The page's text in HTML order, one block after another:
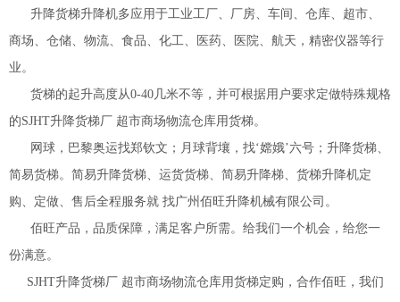
升降货梯升降机多应用于工业工厂、厂房、车间、仓库、超市、
商场、仓储、物流、食品、化工、医药、医院、航天，精密仪器等行
业。
货梯的起升高度从0-40几米不等，并可根据用户要求定做特殊规格
的SJHT升降货梯厂 超市商场物流仓库用货梯。
网球，巴黎奥运找郑钦文；月球背壤，找‘嫦娥’六号；升降货梯、
简易货梯。简易升降货梯、运货货梯、简易升降梯、货梯升降机定
购、定做、售后全程服务就 找广州佰旺升降机械有限公司。
佰旺产品，品质保障，满足客户所需。给我们一个机会，给您一
份满意。
SJHT升降货梯厂 超市商场物流仓库用货梯定购，合作佰旺，我们